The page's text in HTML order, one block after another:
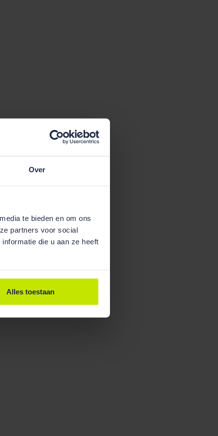
Over
te bieden en om ons
partners voor social
die u aan ze heeft
Alles toestaan